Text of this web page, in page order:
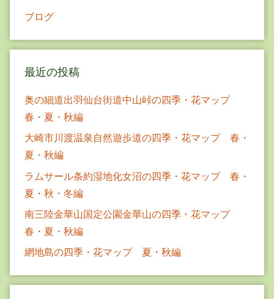
ブログ
最近の投稿
奥の細道出羽仙台街道中山峠の四季・花マップ
春・夏・秋編
大崎市川渡温泉自然遊歩道の四季・花マップ 春・
夏・秋編
ラムサール条約湿地化女沼の四季・花マップ 春・
夏・秋・冬編
南三陸金華山国定公園金華山の四季・花マップ
春・夏・秋編
網地島の四季・花マップ 夏・秋編